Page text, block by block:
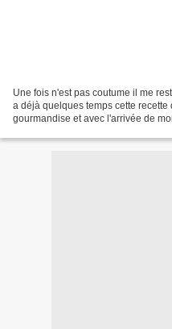
Une fois n'est pas coutume il me
a déjà quelques temps cette
gourmandise et avec l'arrivée de